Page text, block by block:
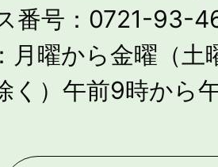
番号：0721-93-
月曜から金曜（土
く）午前9時から